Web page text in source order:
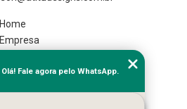
Home
Empresa
Serviços
Olá! Fale agora pelo WhatsApp.